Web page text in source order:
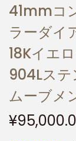
41mmコ
ラーダイ
18Kイエ
904Lス
ムーブメ
¥